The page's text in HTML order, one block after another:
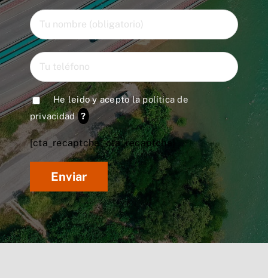
He leido y acepto lapolítica de
privacidad ?
[cta_recaptcha* cta_recaptcha]